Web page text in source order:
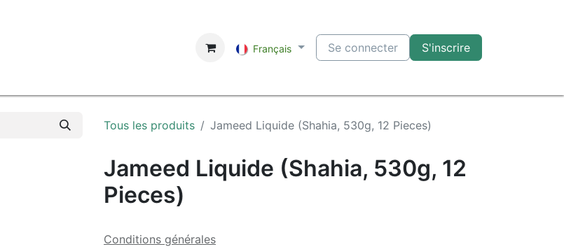
Français Se connecter S'inscrire
Tous les produits Jameed Liquide (Shahia, 530g, 12 Pieces)
Jameed Liquide (Shahia, 530g, 12
Pieces)
Conditions générales